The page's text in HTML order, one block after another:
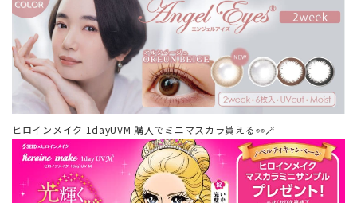
ヒロインメイク 1dayUVM 購入でミニマスカラ貰える👀🪄